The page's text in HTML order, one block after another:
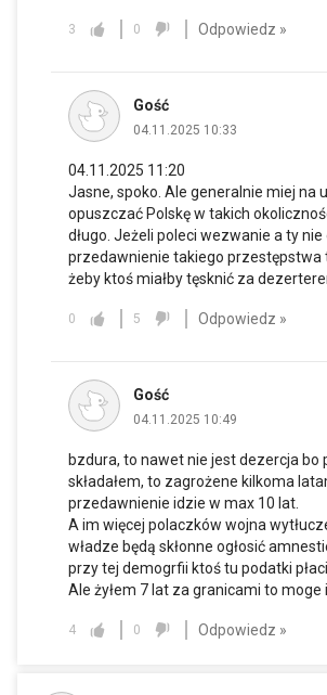
3 0 Odpowiedz »
Gość
04.11.2025 10:33
04.11.2025 11:20
Jasne, spoko. Ale generalnie miej na
opuszczać Polskę w takich
długo. Jeżeli poleci wezwanie a ty nie
przedawnienie takiego przestępstwa
żeby ktoś miałby tęsknić za
0 5 Odpowiedz »
Gość
04.11.2025 10:49
bzdura, to nawet nie jest dezercja bo
składałem, to zagrożene kilkoma
przedawnienie idzie w max 10 lat.
A im więcej polaczków wojna
władze będą skłonne ogłosić
przy tej demogrfii ktoś tu podatki
Ale żyłem 7 lat za granicami to moge
4 0 Odpowiedz »